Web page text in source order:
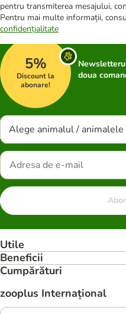
pentru transmiterea mesajului,
Pentru mai multe informații,
confidențialitate
5%
Discount la
abonare!
doua
Alege animalul / animalele
Utile
Beneficii
Cumpărături
zooplus Internațional